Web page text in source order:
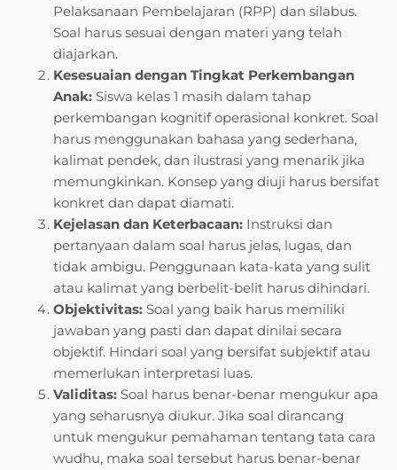
Pelaksanaan Pembelajaran (RPP) dan silabus.
Soal harus sesuai dengan materi yang telah
diajarkan.
Kesesuaian dengan Tingkat Perkembangan
Anak: Siswa kelas 1 masih dalam tahap
perkembangan kognitif operasional konkret. Soal
harus menggunakan bahasa yang sederhana,
kalimat pendek, dan ilustrasi yang menarik jika
memungkinkan. Konsep yang diuji harus bersifat
konkret dan dapat diamati.
Kejelasan dan Keterbacaan: Instruksi dan
pertanyaan dalam soal harus jelas, lugas, dan
tidak ambigu. Penggunaan kata-kata yang sulit
atau kalimat yang berbelit-belit harus dihindari.
Objektivitas: Soal yang baik harus memiliki
jawaban yang pasti dan dapat dinilai secara
objektif. Hindari soal yang bersifat subjektif atau
memerlukan interpretasi luas.
Validitas: Soal harus benar-benar mengukur apa
yang seharusnya diukur. Jika soal dirancang
untuk mengukur pemahaman tentang tata cara
wudhu, maka soal tersebut harus benar-benar